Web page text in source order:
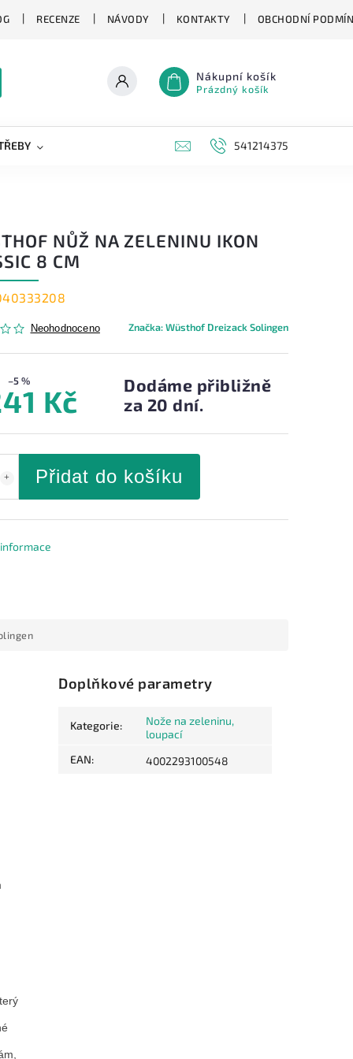
RECENZE NÁVODY KONTAKTY OBCHODNÍ
Nákupní košík
Prázdný košík
NOVINKY ZNAČKY
541214375
NŮŽ NA ZELENINU IKON
8 CM
Neohodnoceno Značka:Wüsthof Dreizack Solingen
–5 %
Kč
Dodáme přibližně
za 20 dní.
Přidat do košíku
Doplňkové parametry
Kategorie:
Nože na zeleninu,
loupací
EAN: 4002293100548